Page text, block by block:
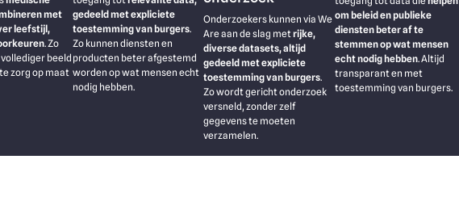
met
leefstijl,
. Zo
beeld
zorg op maat
gedeeld met expliciete
toestemming van burgers.
Zo kunnen diensten en
producten beter afgestemd
worden op wat mensen echt
nodig hebben.
Onderzoekers kunnen via We
Are aan de slag metrijke,
diverse datasets, altijd
gedeeld met expliciete
toestemming van burgers.
Zo wordt gericht onderzoek
versneld, zonder zelf
gegevens te moeten
verzamelen.
om beleid en publieke
diensten beter af te
stemmen op wat mensen
echt nodig hebben. Altijd
transparant en met
toestemming van burgers.